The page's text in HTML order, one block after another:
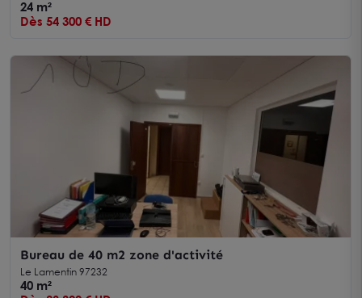
24 m²
Dès 54 300 € HD
Bureau de 40 m2 zone d'activité
Le Lamentin 97232
40 m²